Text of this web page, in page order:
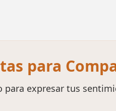
para
expresar tus